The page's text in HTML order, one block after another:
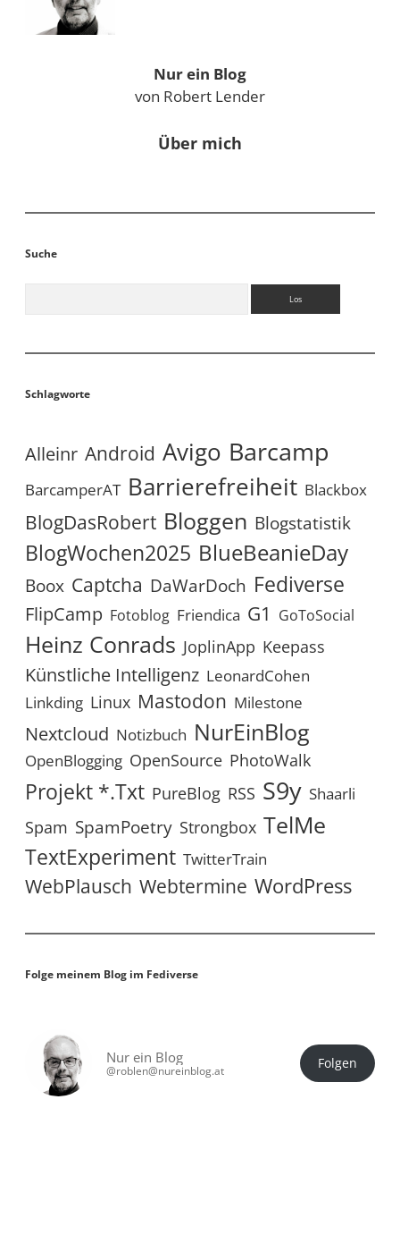
Nur ein Blog
von Robert Lender
Über mich
Suche
Schlagworte
Alleinr Android Avigo Barcamp
BarcamperAT Barrierefreiheit Blackbox
BlogDasRobert Bloggen Blogstatistik
BlogWochen2025 BlueBeanieDay
Boox Captcha DaWarDoch Fediverse
FlipCamp Fotoblog Friendica G1 GoToSocial
Heinz Conrads JoplinApp Keepass
Künstliche Intelligenz LeonardCohen
Linkding Linux Mastodon Milestone
Nextcloud Notizbuch NurEinBlog
OpenBlogging OpenSource PhotoWalk
Projekt *.txt PureBlog RSS S9y Shaarli
Spam SpamPoetry Strongbox TelMe
TextExperiment TwitterTrain
WebPlausch Webtermine WordPress
Folge meinem Blog im Fediverse
Nur ein Blog
@roblen@nureinblog.at Folgen